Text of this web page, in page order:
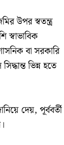
উপর স্বতন্ত্র
স্বাভাবিক
বা সরকারি
ভিন্ন হতে
দেয়, পূর্ববর্তী